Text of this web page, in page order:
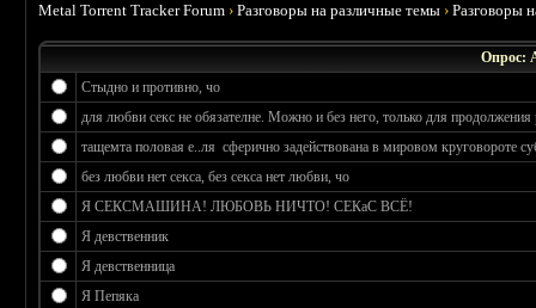
Metal Torrent Tracker Forum ›Разговоры на различные темы ›Разговоры
Опрос:
Стыдно и противно, чо
для любви секс не обязателне. Можно и без него, только для продолжения
тащемта половая е..ля сферично задействована в мировом круговороте
без любви нет секса, без секса нет любви, чо
Я СЕКСМАШИНА! ЛЮБОВЬ НИЧТО! СЕКаС ВСЁ!
Я девственник
Я девственница
Я Пепяка